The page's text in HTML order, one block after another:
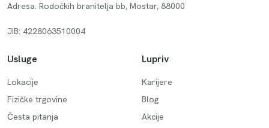
Adresa. Rodočkih branitelja bb, Mostar, 88000
JIB: 4228063510004
Usluge
Lokacije
Fizičke trgovine
Česta pitanja
Lupriv
Karijere
Blog
Akcije